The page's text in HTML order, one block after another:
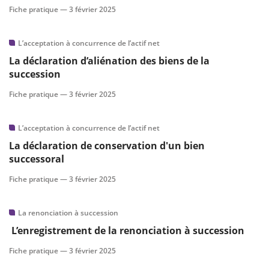
Fiche pratique —3 février 2025
L’acceptation à concurrence de l’actif net
La déclaration d’aliénation des biens de la
succession
Fiche pratique —3 février 2025
L’acceptation à concurrence de l’actif net
La déclaration de conservation d'un bien
successoral
Fiche pratique —3 février 2025
La renonciation à succession
L’enregistrement de la renonciation à succession
Fiche pratique —3 février 2025